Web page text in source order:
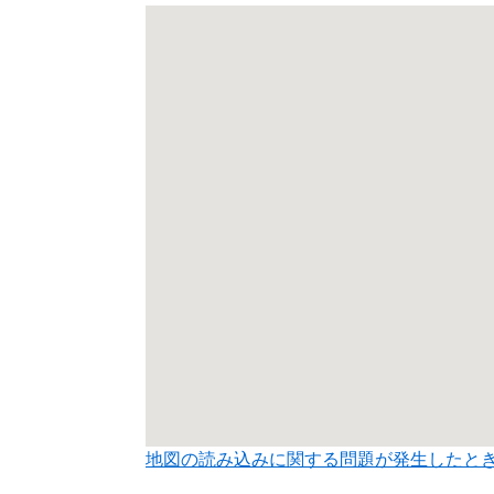
地図の読み込みに関する問題が発生したと